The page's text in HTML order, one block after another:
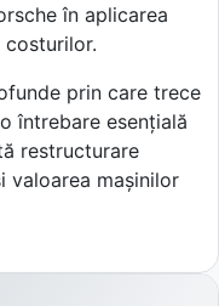
în aplicarea
costurilor.
prin care trece
întrebare esențială
restructurare
valoarea mașinilor